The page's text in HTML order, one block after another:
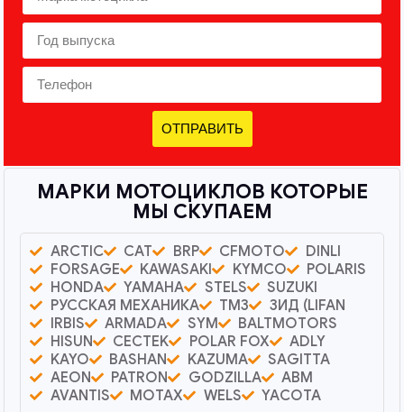
ОТПРАВИТЬ
МАРКИ МОТОЦИКЛОВ КОТОРЫЕ
МЫ СКУПАЕМ
ARCTIC CAT BRP CFMOTO
DINLI
FORSAGE
KAWASAKI KYMCO
POLARIS
HONDA
YAMAHA STELS
SUZUKI
РУССКАЯ МЕХАНИКА
ТМЗ
ЗИД (LIFAN
IRBIS
ARMADA SYM
BALTMOTORS
HISUN
CECTEK POLAR FOX
ADLY
KAYO
BASHAN KAZUMA
SAGITTA
AEON
PATRON GODZILLA
ABM
AVANTIS
MOTAX WELS
YACOTA